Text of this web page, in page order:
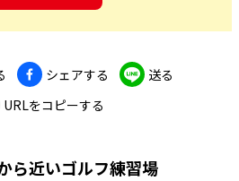
シェアする
送る
URLをコピーする
ら近いゴルフ練習場